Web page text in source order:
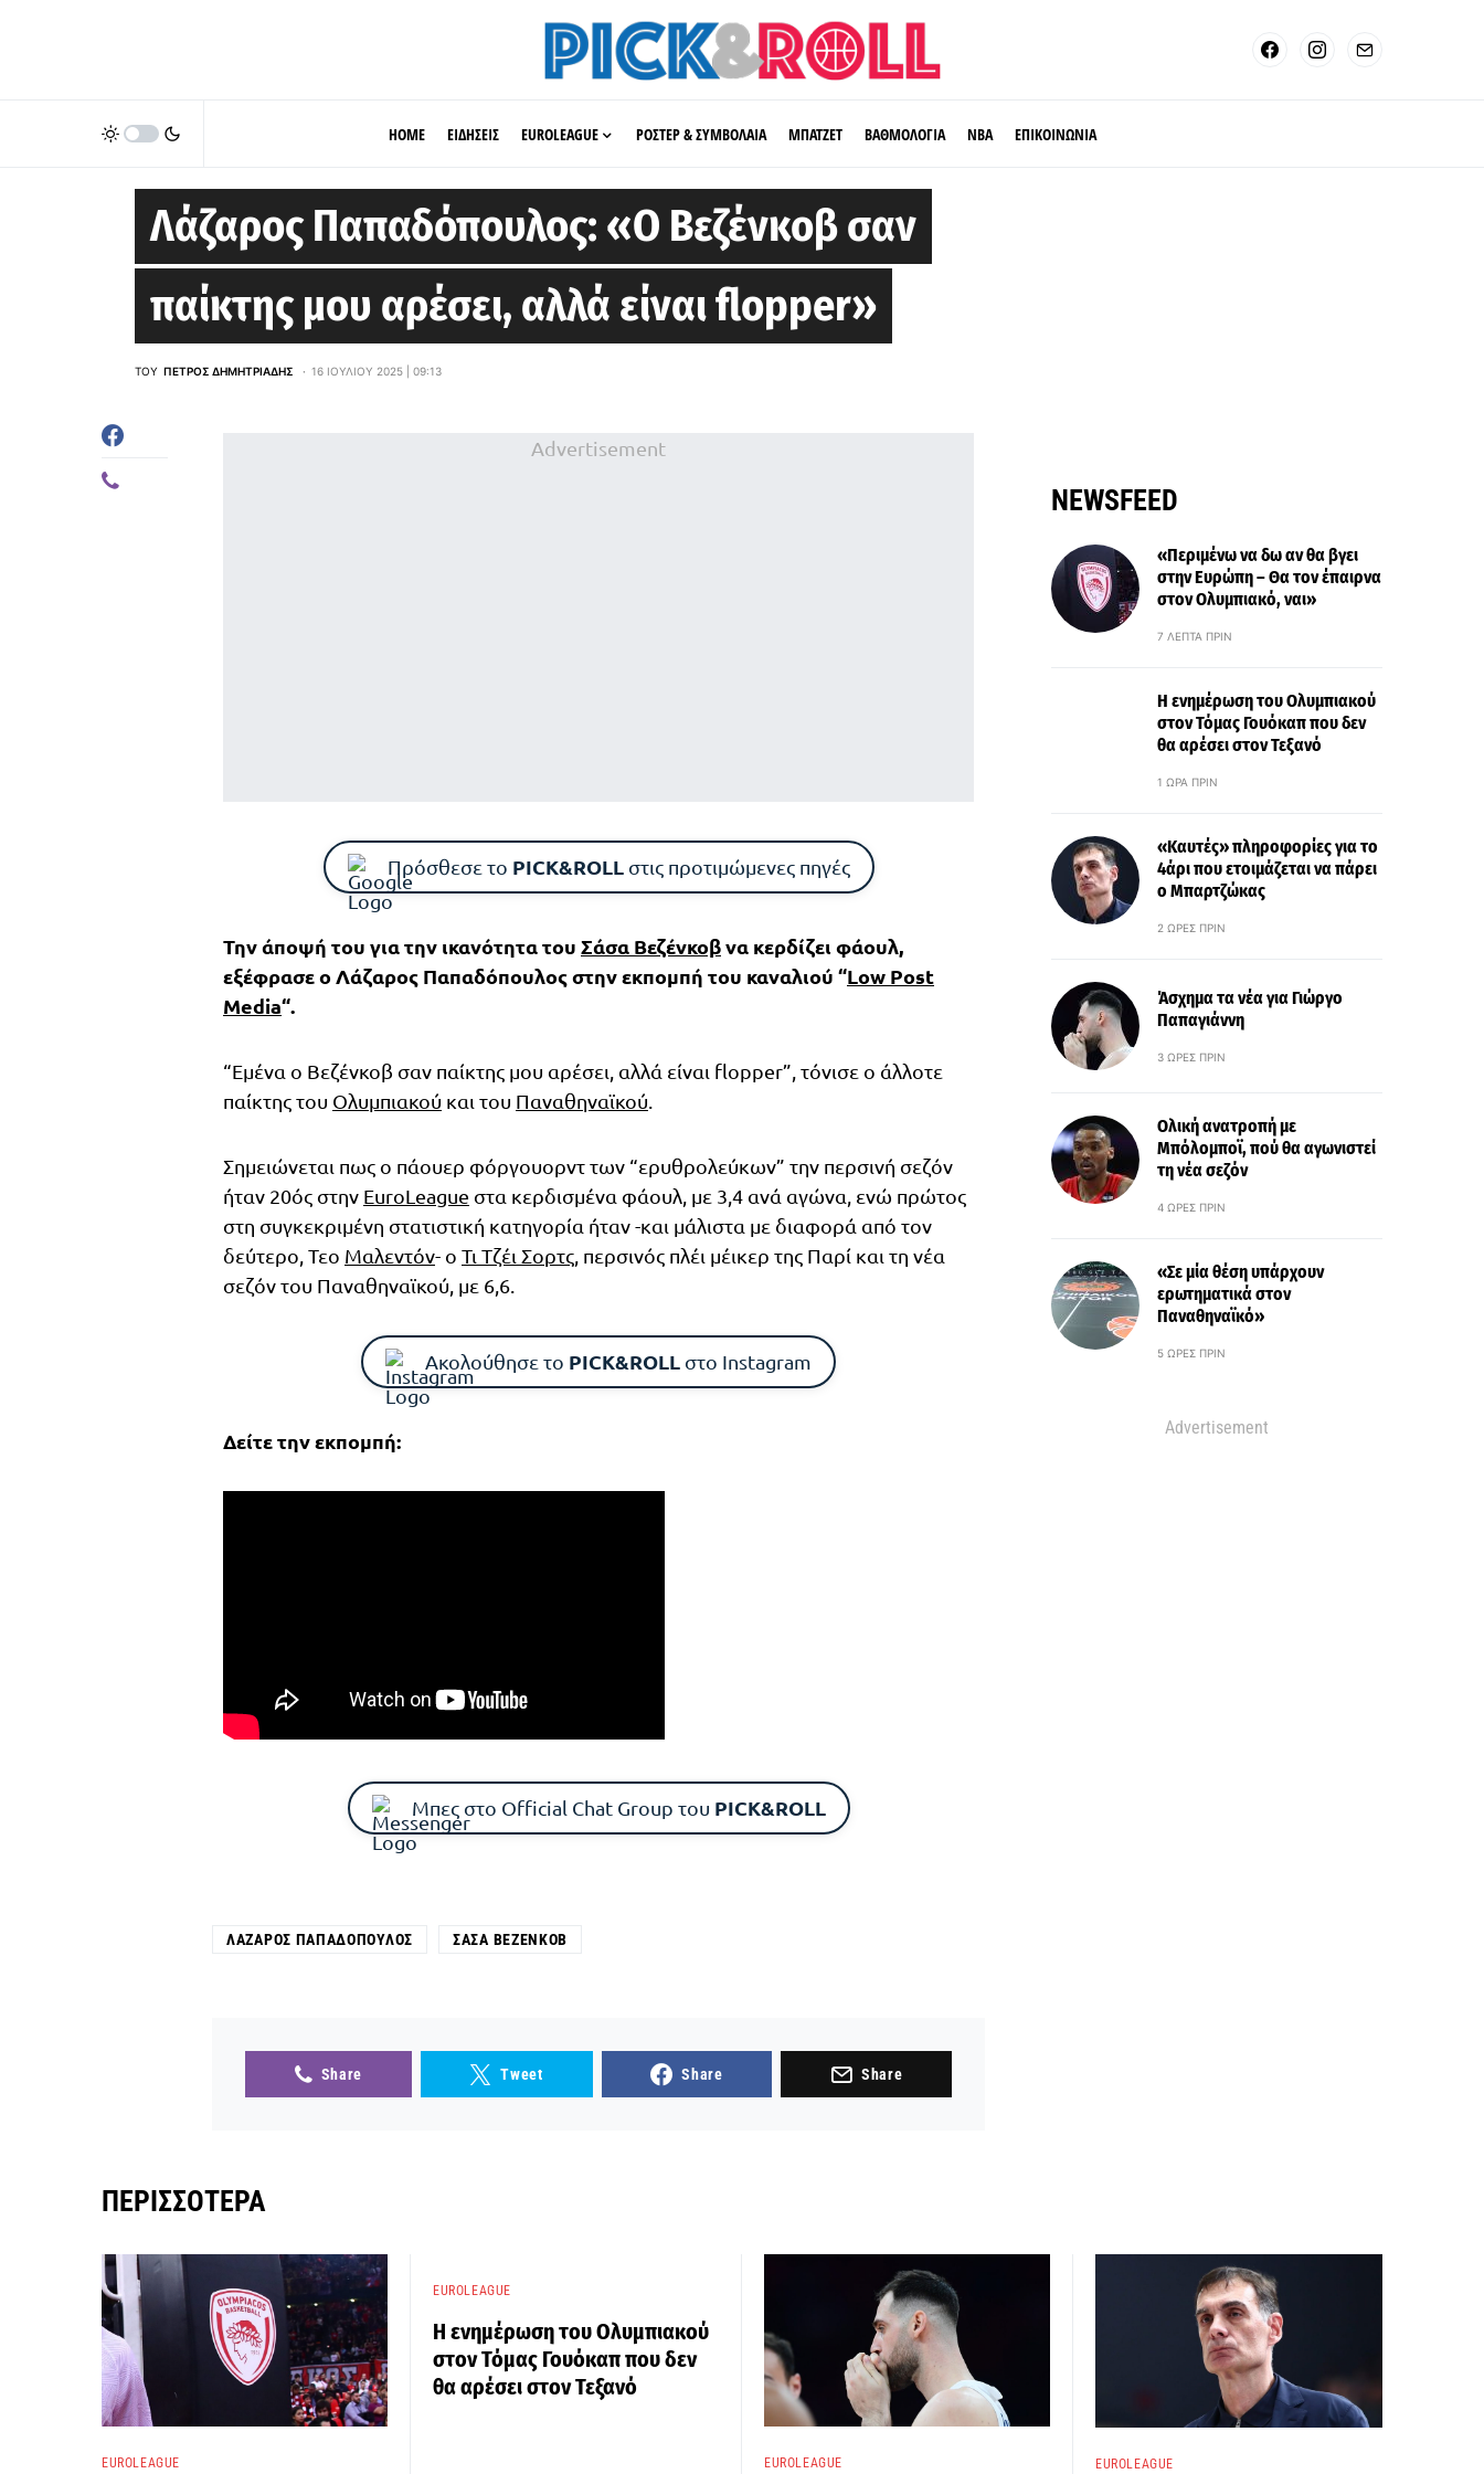
HOME ΕΙΔΗΣΕΙΣ EUROLEAGUE ΡΟΣΤΕΡ & ΣΥΜΒΟΛΑΙΑ ΜΠΑΤΖΕΤ ΒΑΘΜΟΛΟΓΙΑ ΝΒΑ ΕΠΙΚΟΙΝΩΝΙΑ
Λάζαρος Παπαδόπουλος: «Ο Βεζένκοβ σαν
παίκτης μου αρέσει, αλλά είναι flopper»
ΤΟΥ ΠΈΤΡΟΣ ΔΗΜΗΤΡΙΆΔΗΣ 16 ΙΟΥΛΊΟΥ 2025 | 09:13
Advertisement
Πρόσθεσε το PICK&ROLLστις προτιμώμενες πηγές
Την άποψή του για την ικανότητα του Σάσα Βεζένκοβνα κερδίζει φάουλ,
εξέφρασε ο Λάζαρος Παπαδόπουλος στην εκπομπή του καναλιού “Low Post
Media“.
“Εμένα ο Βεζένκοβ σαν παίκτης μου αρέσει, αλλά είναι flopper”, τόνισε ο άλλοτε
παίκτης του Ολυμπιακού και του Παναθηναϊκού.
Σημειώνεται πως ο πάουερ φόργουορντ των “ερυθρολεύκων” την περσινή σεζόν
ήταν 20ός στην EuroLeague στα κερδισμένα φάουλ, με 3,4 ανά αγώνα, ενώ πρώτος
στη συγκεκριμένη στατιστική κατηγορία ήταν -και μάλιστα με διαφορά από τον
δεύτερο, Τεο Μαλεντόν- ο Τι Τζέι Σορτς, περσινός πλέι μέικερ της Παρί και τη νέα
σεζόν του Παναθηναϊκού, με 6,6.
Ακολούθησε το PICK&ROLL στο Instagram
Δείτε την εκπομπή:
Μπες στο Official Chat Group του PICK&ROLL
ΛΆΖΑΡΟΣ ΠΑΠΑΔΌΠΟΥΛΟΣ ΣΆΣΑ ΒΕΖΈΝΚΟΒ
Share Tweet Share Share
NEWSFEED
«Περιμένω να δω αν θα βγει
στην Ευρώπη – Θα τον έπαιρνα
στον Ολυμπιακό, ναι»
7 ΛΕΠΤΆ ΠΡΙΝ
Η ενημέρωση του Ολυμπιακού
στον Τόμας Γουόκαπ που δεν
θα αρέσει στον Τεξανό
1 ΏΡΑ ΠΡΙΝ
«Καυτές» πληροφορίες για το
4άρι που ετοιμάζεται να πάρει
ο Μπαρτζώκας
2 ΏΡΕΣ ΠΡΙΝ
Άσχημα τα νέα για Γιώργο
Παπαγιάννη
3 ΏΡΕΣ ΠΡΙΝ
Ολική ανατροπή με
Μπόλομποϊ, πού θα αγωνιστεί
τη νέα σεζόν
4 ΏΡΕΣ ΠΡΙΝ
«Σε μία θέση υπάρχουν
ερωτηματικά στον
Παναθηναϊκό»
5 ΏΡΕΣ ΠΡΙΝ
Advertisement
ΠΕΡΙΣΣΌΤΕΡΑ
EUROLEAGUE
EUROLEAGUE
Η ενημέρωση του Ολυμπιακού
στον Τόμας Γουόκαπ που δεν
θα αρέσει στον Τεξανό
EUROLEAGUE EUROLEAGUE